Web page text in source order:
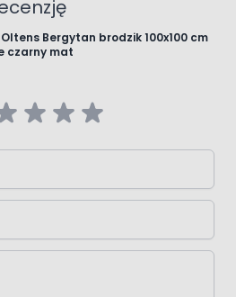
Oltens Bergytan brodzik 100x100 cm
czarny mat